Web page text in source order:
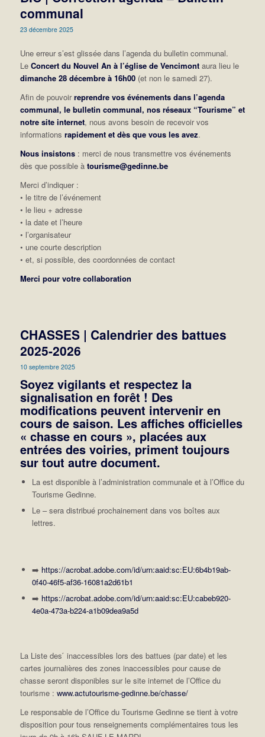
communal
23 décembre 2025
Une erreur s’est glissée dans l’agenda du bulletin communal.
Le Concert du Nouvel An à l’église de Vencimontaura lieu le
dimanche 28 décembre à 16h00(et non le samedi 27).
Afin de pouvoirreprendre vos événements dans l’agenda
communal, le bulletin communal, nos réseaux “Tourisme” et
notre site internet, nous avons besoin de recevoir vos
informations rapidement et dès que vous les avez.
Nous insistons: merci de nous transmettre vos événements
dès que possible à tourisme@gedinne.be
Merci d’indiquer :
• le titre de l’événement
• le lieu + adresse
• la date et l’heure
• l’organisateur
• une courte description
• et, si possible, des coordonnées de contact
Merci pour votre collaboration
CHASSES | Calendrier des battues
2025-2026
10 septembre 2025
Soyez vigilants et respectez la
signalisation en forêt ! Des
modifications peuvent intervenir en
cours de saison. Les affiches officielles
« chasse en cours », placées aux
entrées des voiries, priment toujours
sur tout autre document.
La est disponible à l’administration communale et à l’Office du
Tourisme Gedinne.
Le – sera distribué prochainement dans vos boîtes aux
lettres.
➡️ https://acrobat.adobe.com/id/urn:aaid:sc:EU:6b4b19ab-
0f40-46f5-af36-16081a2d61b1
➡️ https://acrobat.adobe.com/id/urn:aaid:sc:EU:cabeb920-
4e0a-473a-b224-a1b09dea9a5d
La Liste des ́ inaccessibles lors des battues (par date) et les
cartes journalières des zones inaccessibles pour cause de
chasse seront disponibles sur le site internet de l’Office du
tourisme : www.actutourisme-gedinne.be/chasse/
Le responsable de l’Office du Tourisme Gedinne se tient à votre
disposition pour tous renseignements complémentaires tous les